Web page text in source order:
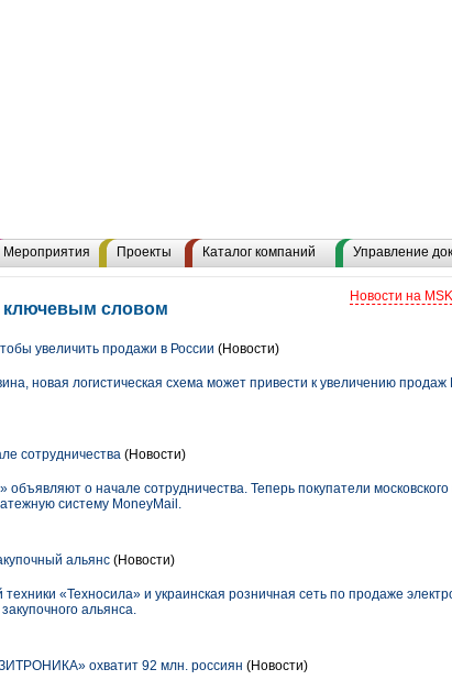
Мероприятия Проекты Каталог компаний Управление
Новости на
ключевым словом
увеличить продажи в России (Новости)
новая логистическая схема может привести к увеличению продаж
сотрудничества (Новости)
о начале сотрудничества. Теперь покупатели
систему MoneyMail.
альянс (Новости)
«Техносила» и украинская розничная сеть по продаже
альянса.
охватит 92 млн. россиян (Новости)